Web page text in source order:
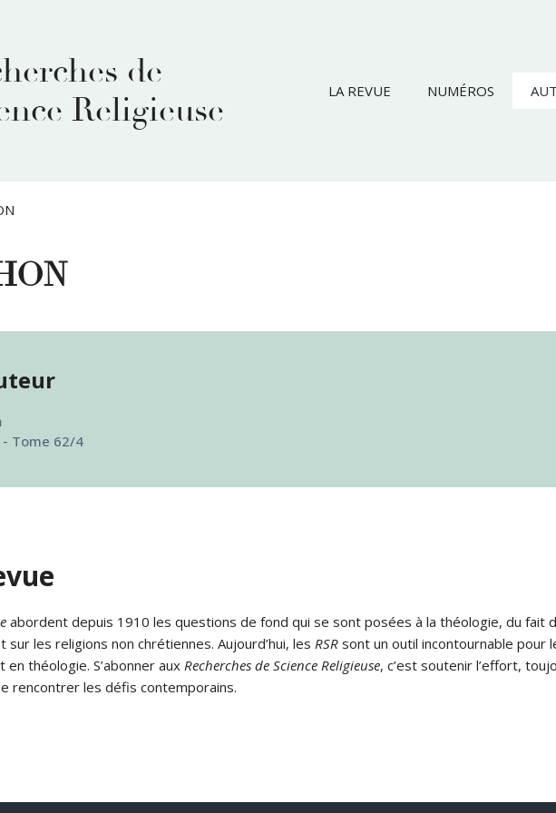
de
Religieuse
LA REVUE NUMÉROS
Tome 62/4
abordent depuis 1910 les questions de fond qui se sont posées à la théologie, du fait
les religions non chrétiennes. Aujourd’hui, les RSR sont un outil incontournable pour
théologie. S’abonner aux Recherches de Science Religieuse, c’est soutenir l’effort,
rencontrer les défis contemporains.